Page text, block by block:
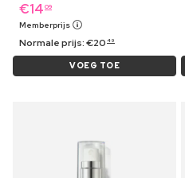
€14 09
Memberprijs
Normale prijs:€20 49
VOEG TOE